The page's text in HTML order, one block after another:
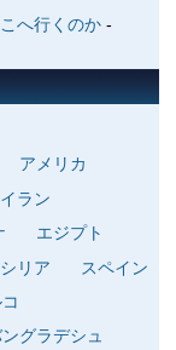
へ行くのか-
アメリカ
イラン
エジプト
シリア
スペイン
グラデシュ